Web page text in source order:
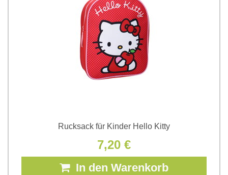
Rucksack für Kinder Hello Kitty
7,20 €
In den Warenkorb